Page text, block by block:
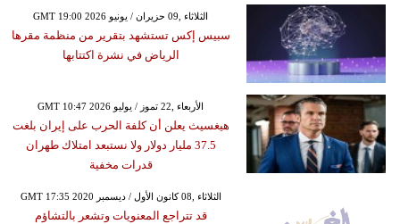
GMT 19:00 2026 الثلاثاء ,09 حزيران / يونيو
سبيس إكس تستشهد بتقرير من منظمة مقرها
الرياض في نشرة اكتتابها
GMT 10:47 2026 الأربعاء ,22 تموز / يوليو
هيغسيث يعلن أن كلفة الحرب على إيران بلغت
37.5 مليار دولار ولا نستبعد امتلاك طهران
قدرات مخفية
GMT 17:35 2020 الثلاثاء ,08 كانون الأول / ديسمبر
قد تتراجع المعنويات وتشعر بالتشاؤم